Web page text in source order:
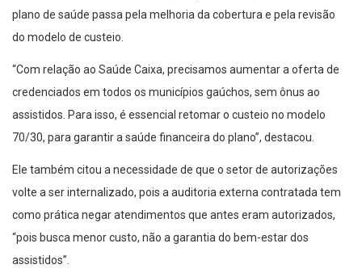
plano de saúde passa pela melhoria da cobertura e pela revisão
do modelo de custeio.
“Com relação ao Saúde Caixa, precisamos aumentar a oferta de
credenciados em todos os municípios gaúchos, sem ônus ao
assistidos. Para isso, é essencial retomar o custeio no modelo
70/30, para garantir a saúde financeira do plano”, destacou.
Ele também citou a necessidade de que o setor de autorizações
volte a ser internalizado, pois a auditoria externa contratada tem
como prática negar atendimentos que antes eram autorizados,
“pois busca menor custo, não a garantia do bem-estar dos
assistidos”.